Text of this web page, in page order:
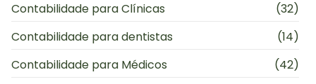
Contabilidade para Clínicas
(32)
Contabilidade para dentistas
(14)
Contabilidade para Médicos
(42)